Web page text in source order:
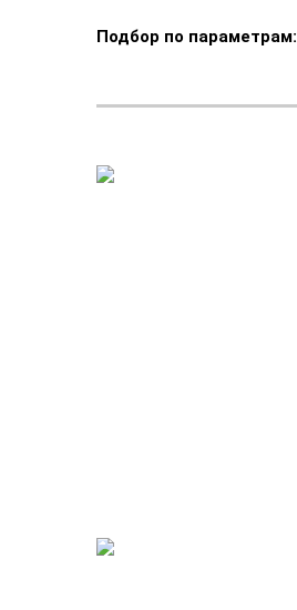
Подбор по параметрам: